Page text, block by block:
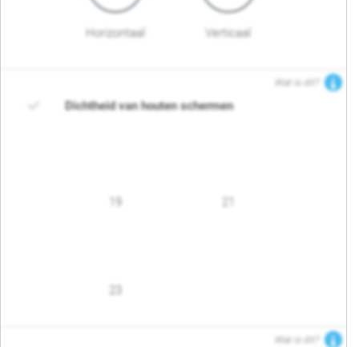
Horizontaal Verticaal
Wat is dit?
Dichtheid van houten schermen
19
Wat is dit?